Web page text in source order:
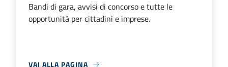
Bandi di gara, avvisi di concorso e tutte le
opportunità per cittadini e imprese.
VAI ALLA PAGINA